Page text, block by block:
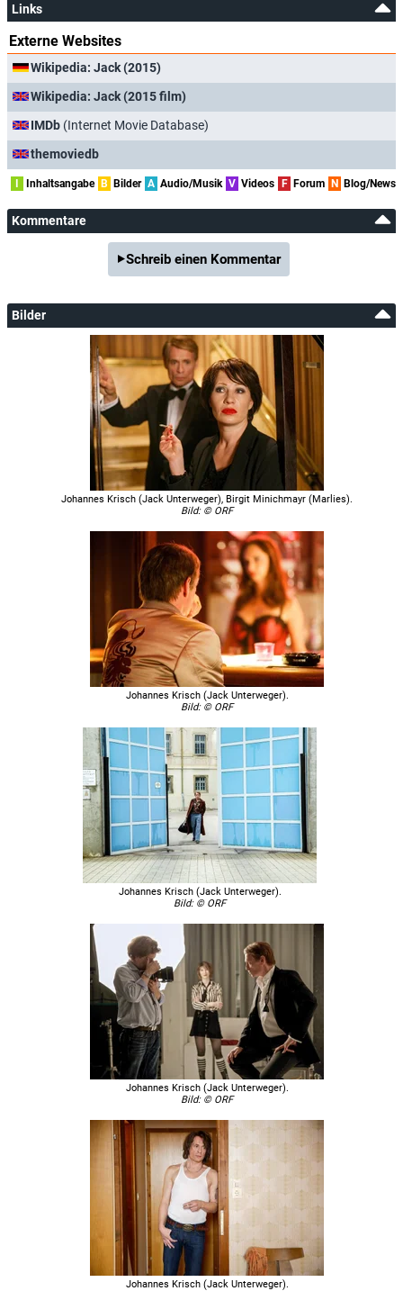
Links
Externe Websites
Wikipedia: Jack (2015)
Wikipedia: Jack (2015 film)
IMDb (Internet Movie Database)
themoviedb
I Inhaltsangabe B Bilder A Audio/Musik V Videos F Forum N Blog/News
Kommentare
Schreib einen Kommentar
Bilder
Johannes Krisch (Jack Unterweger), Birgit Minichmayr (Marlies).
Bild: © ORF
Johannes Krisch (Jack Unterweger).
Bild: © ORF
Johannes Krisch (Jack Unterweger).
Bild: © ORF
Johannes Krisch (Jack Unterweger).
Bild: © ORF
Johannes Krisch (Jack Unterweger).